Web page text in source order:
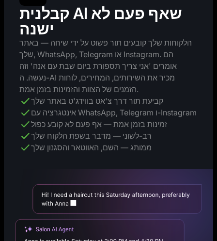
קבלנית AI שאף פעם לא
ישנה
הלקוחות שלך קובעים תור פשוט על ידי שיחה — באתר
שלך, WhatsApp, Telegram או Instagram. הם
אומרים 'אני צריך תספורת ביום שבת עם אנה' וזה
נעשה. ה-AI מכיר את השירותים, המחירים, לוחות
הזמנים של הצוות והזמינות בזמן אמת.
קביעת תור דרך צ'אט בווידג'ט באתר שלך
אינטגרציה עם WhatsApp, Telegram ו-Instagram
זמינות בזמן אמת — אף פעם לא קובע כפול
רב-לשוני — מדבר בשפת הלקוח שלך
ממותג — השם, האווטאר והסגנון שלך